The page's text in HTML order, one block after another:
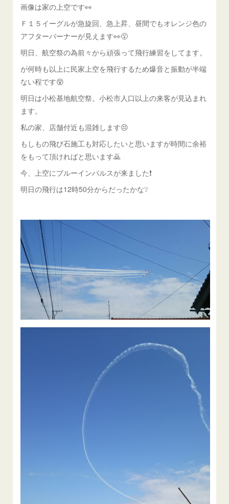
画像は家の上空です👀
Ｆ１５イーグルが急旋回、急上昇、昼間でもオレンジ色の
アフターバーナーが見えます👀😵
明日、航空祭の為前々から頑張って飛行練習をしてます。
が何時も以上に民家上空を飛行するため爆音と振動が半端
ない程です😵
明日は小松基地航空祭。小松市人口以上の来客が見込まれ
ます。
私の家、店舗付近も混雑します😣
もしもの飛び石施工も対応したいと思いますが時間に余裕
をもって頂ければと思います🙇
今、上空にブルーインパルスが来ました❗
明日の飛行は12時50分からだったかな❔